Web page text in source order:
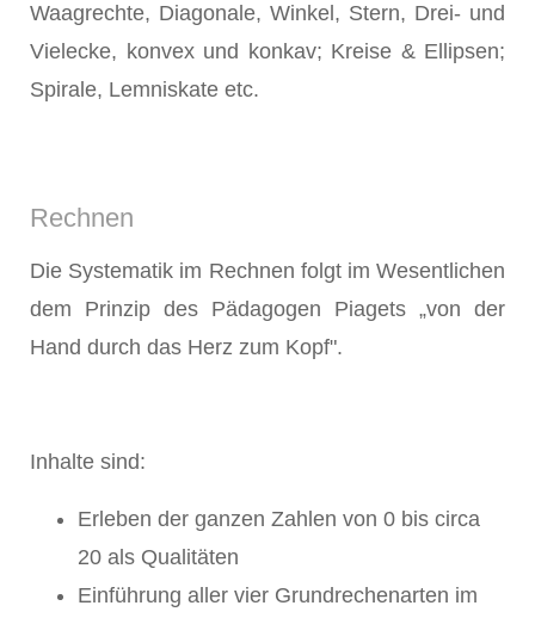
Waagrechte, Diagonale, Winkel, Stern, Drei- und
Vielecke, konvex und konkav; Kreise & Ellipsen;
Spirale, Lemniskate etc.
Rechnen
Die Systematik im Rechnen folgt im Wesentlichen
dem Prinzip des Pädagogen Piagets „von der
Hand durch das Herz zum Kopf".
Inhalte sind:
Erleben der ganzen Zahlen von 0 bis circa
20 als Qualitäten
Einführung aller vier Grundrechenarten im